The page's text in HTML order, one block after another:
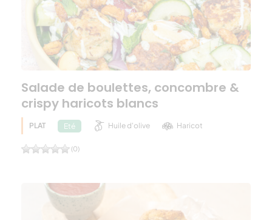
Salade de boulettes, concombre &
crispy haricots blancs
PLAT Eté Huile d'olive Haricot
(0)